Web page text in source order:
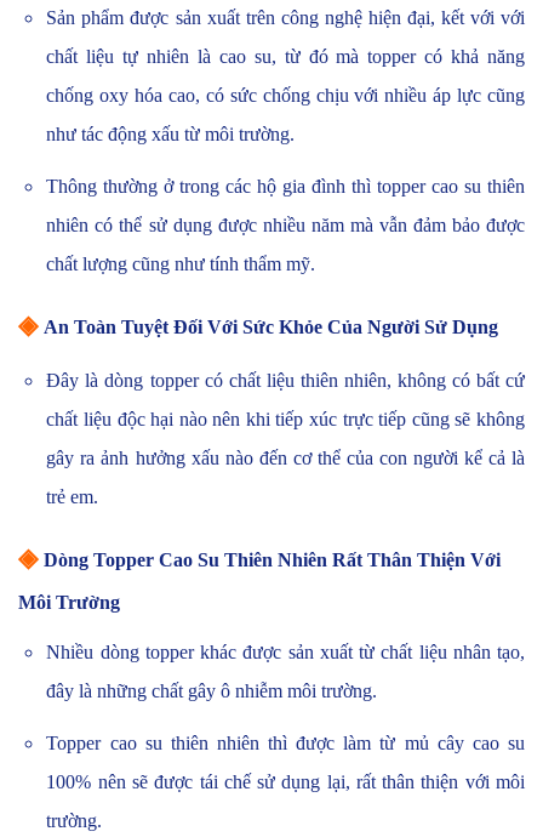
Sản phẩm được sản xuất trên công nghệ hiện đại, kết với với
chất liệu tự nhiên là cao su, từ đó mà topper có khả năng
chống oxy hóa cao, có sức chống chịu với nhiều áp lực cũng
như tác động xấu từ môi trường.
Thông thường ở trong các hộ gia đình thì topper cao su thiên
nhiên có thể sử dụng được nhiều năm mà vẫn đảm bảo được
chất lượng cũng như tính thẩm mỹ.
◈ An Toàn Tuyệt Đối Với Sức Khỏe Của Người Sử Dụng
Đây là dòng topper có chất liệu thiên nhiên, không có bất cứ
chất liệu độc hại nào nên khi tiếp xúc trực tiếp cũng sẽ không
gây ra ảnh hưởng xấu nào đến cơ thể của con người kể cả là
trẻ em.
◈ Dòng Topper Cao Su Thiên Nhiên Rất Thân Thiện Với
Môi Trường
Nhiều dòng topper khác được sản xuất từ chất liệu nhân tạo,
đây là những chất gây ô nhiễm môi trường.
Topper cao su thiên nhiên thì được làm từ mủ cây cao su
100% nên sẽ được tái chế sử dụng lại, rất thân thiện với môi
trường.